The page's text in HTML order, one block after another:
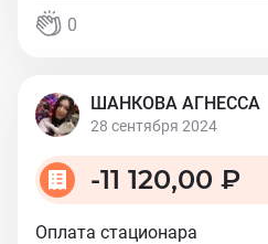
0
ШАНКОВА АГНЕССА
28 сентября 2024
-11 120,00 ₽
Оплата стационара